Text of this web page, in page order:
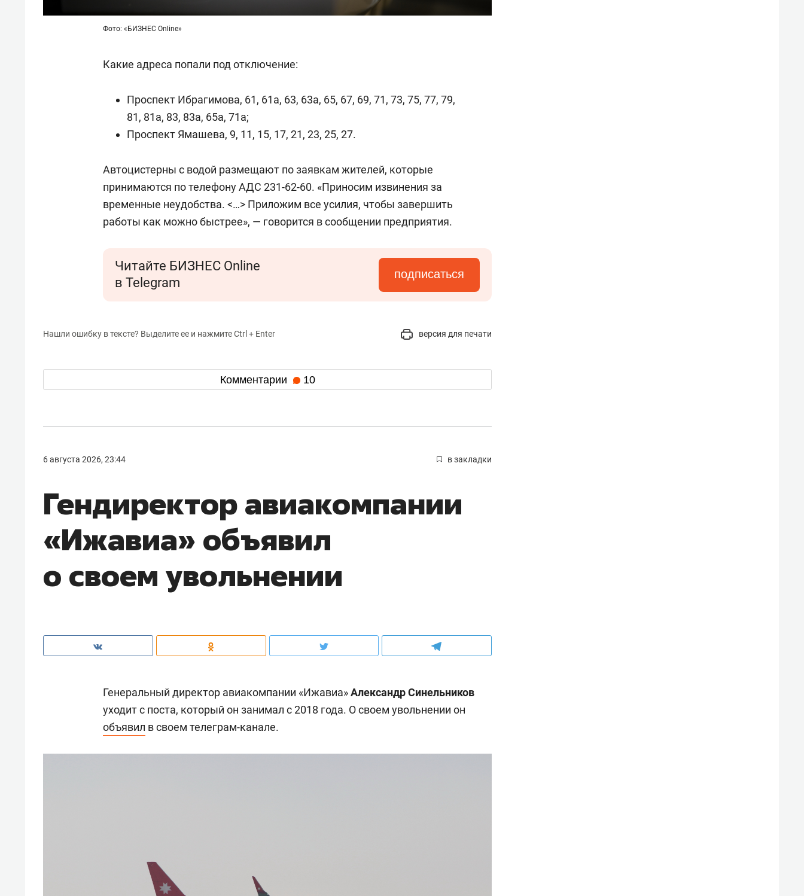
Фото: «БИЗНЕС Online»
Какие адреса попали под отключение:
Проспект Ибрагимова, 61, 61а, 63, 63а, 65, 67, 69, 71, 73, 75, 77, 79,
81, 81а, 83, 83а, 65а, 71а;
Проспект Ямашева, 9, 11, 15, 17, 21, 23, 25, 27.
Автоцистерны с водой размещают по заявкам жителей, которые
принимаются по телефону АДС 231-62-60. «Приносим извинения за
временные неудобства. <…> Приложим все усилия, чтобы завершить
работы как можно быстрее», — говорится в сообщении предприятия.
Читайте БИЗНЕС Online
в Telegram
подписаться
Нашли ошибку в тексте? Выделите ее и нажмите Ctrl + Enter версия для печати
Комментарии 10
6 августа 2026, 23:44 в закладки
Гендиректор авиакомпании
«Ижавиа» объявил
о своем увольнении
Генеральный директор авиакомпании «Ижавиа»Александр Синельников
уходит с поста, который он занимал с 2018 года. О своем увольнении он
объявил в своем телеграм-канале.